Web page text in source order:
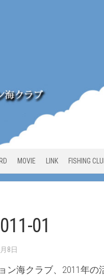
MOVIE LINK FISHING
01
8日
ン海クラブ、2011年